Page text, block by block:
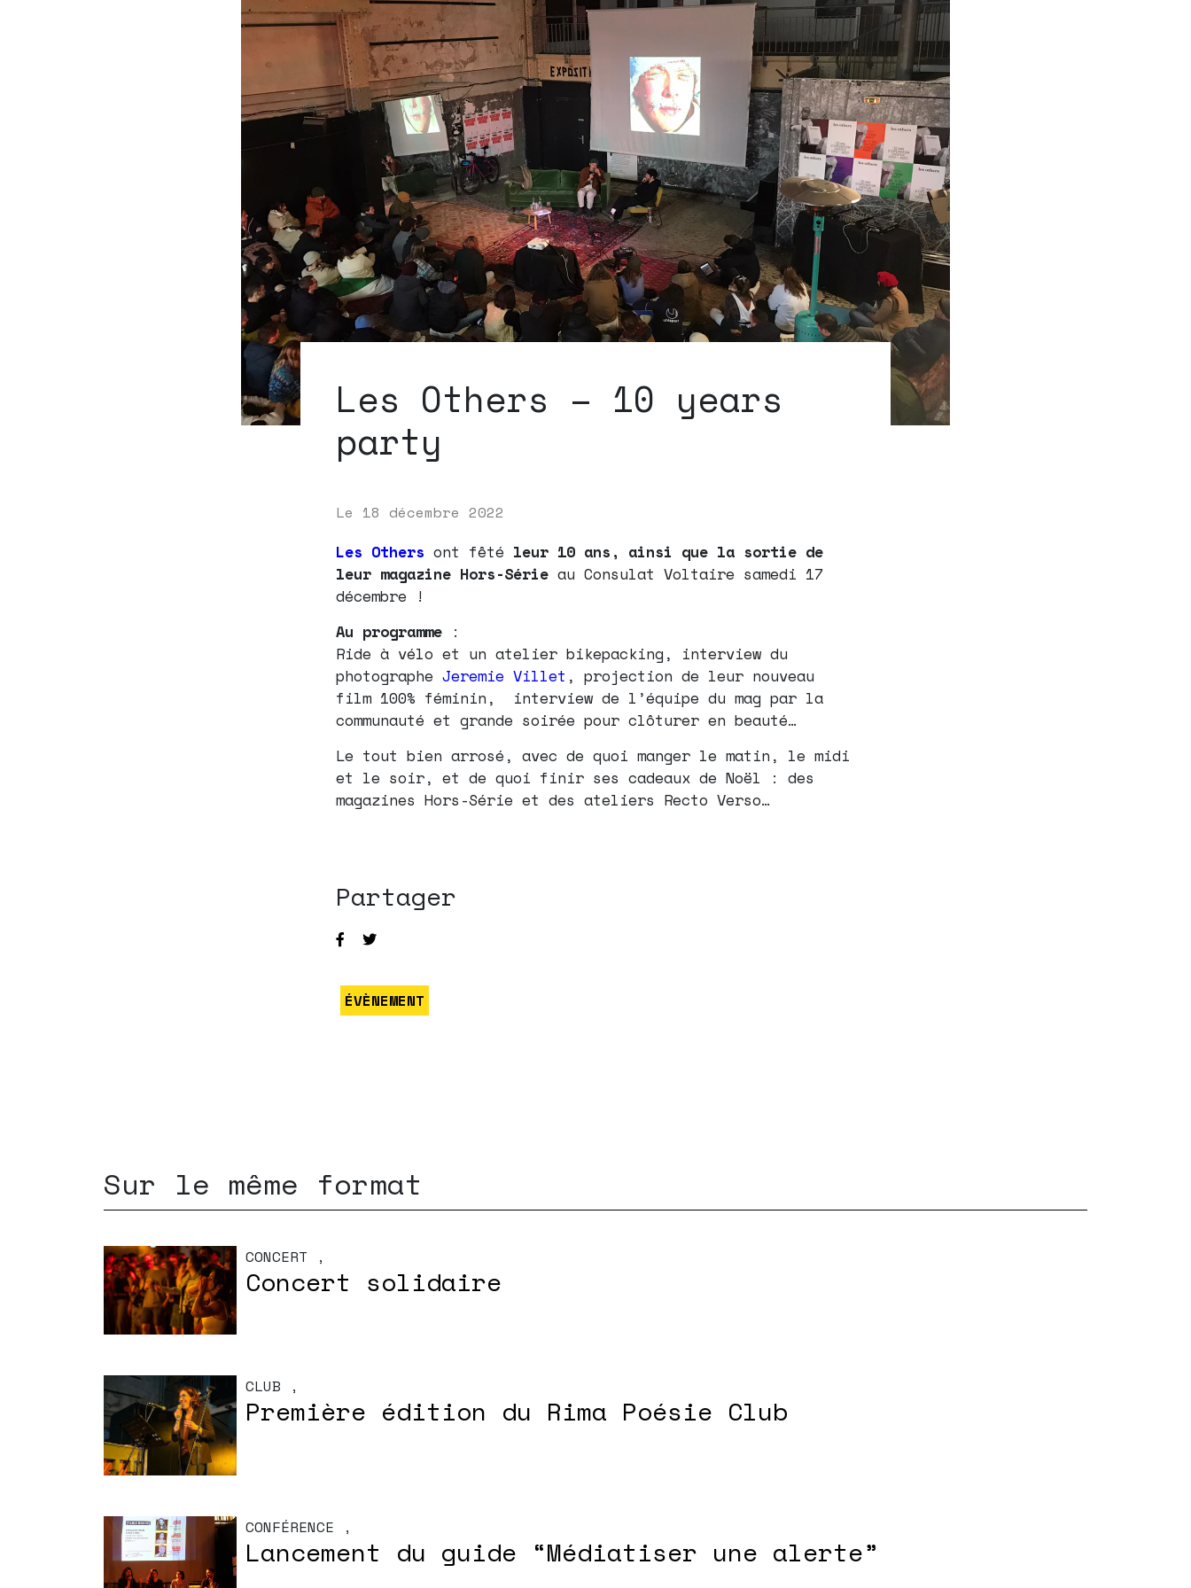
Les Others – 10 years
party
Le 18 décembre 2022
Les Others ont fêté leur 10 ans, ainsi que la sortie de
leur magazine Hors-Série au Consulat Voltaire samedi 17
décembre !
Au programme :
Ride à vélo et un atelier bikepacking, interview du
photographe Jeremie Villet , projection de leur nouveau
film 100% féminin, interview de l’équipe du mag par la
communauté et grande soirée pour clôturer en beauté…
Le tout bien arrosé, avec de quoi manger le matin, le midi
et le soir, et de quoi finir ses cadeaux de Noël : des
magazines Hors-Série et des ateliers Recto Verso…
Partager
ÉVÈNEMENT
Sur le même format
CONCERT ,
Concert solidaire
CLUB ,
Première édition du Rima Poésie Club
CONFÉRENCE ,
Lancement du guide “Médiatiser une alerte”